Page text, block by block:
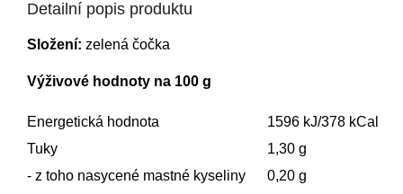
Detailní popis produktu
Složení: zelená čočka
Výživové hodnoty na 100 g
Energetická hodnota
1596 kJ/378 kCal
Tuky
1,30 g
- z toho nasycené mastné kyseliny
0,20 g